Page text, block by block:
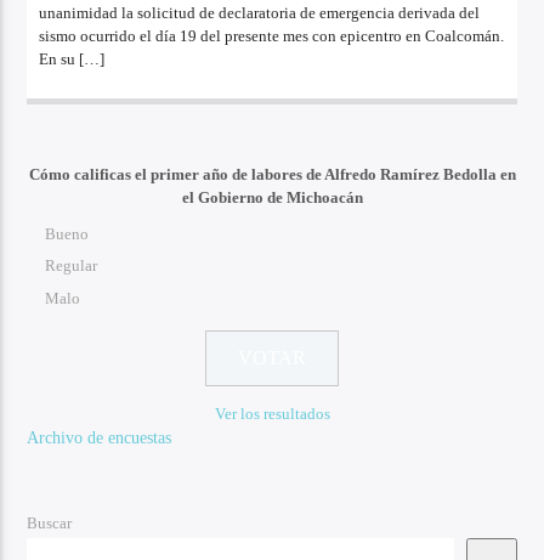
unanimidad la solicitud de declaratoria de emergencia derivada del
sismo ocurrido el día 19 del presente mes con epicentro en Coalcomán.
En su […]
Cómo calificas el primer año de labores de Alfredo Ramírez Bedolla en
el Gobierno de Michoacán
Bueno
Regular
Malo
Ver los resultados
Archivo de encuestas
Buscar